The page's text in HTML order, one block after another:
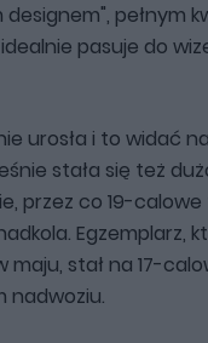
pełnym
idealnie pasuje do
urosła i to widać
stała się też
przez co 19-
Egzemplarz,
maju, stał na 17-
nadwoziu.